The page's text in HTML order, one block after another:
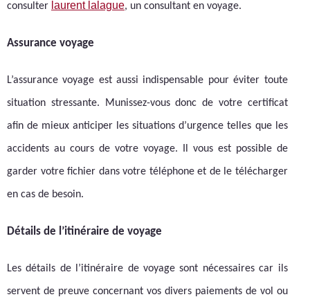
consulter laurent lalague, un consultant en voyage.
Assurance voyage
L’assurance voyage est aussi indispensable pour éviter toute
situation stressante. Munissez-vous donc de votre certificat
afin de mieux anticiper les situations d’urgence telles que les
accidents au cours de votre voyage. Il vous est possible de
garder votre fichier dans votre téléphone et de le télécharger
en cas de besoin.
Détails de l’itinéraire de voyage
Les détails de l’itinéraire de voyage sont nécessaires car ils
servent de preuve concernant vos divers paiements de vol ou